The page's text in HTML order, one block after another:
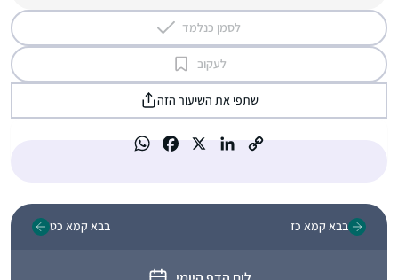
לסמן כנלמד
לעקוב
שתפי את השיעור הזה
בבא קמא כז בבא קמא כט